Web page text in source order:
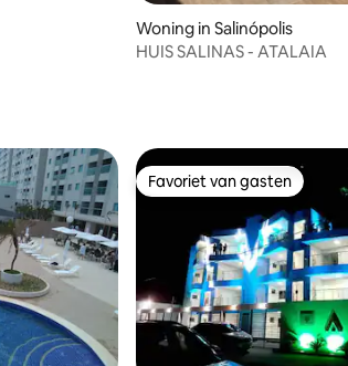
Woning in Salinópolis
HUIS SALINAS - ATALAIA
Favoriet van gasten
Favoriet van gasten